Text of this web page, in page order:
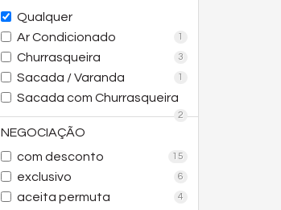
Qualquer
Ar Condicionado
1
Churrasqueira 3
Sacada / Varanda 1
Sacada com Churrasqueira
2
NEGOCIAÇÃO
com desconto
15
exclusivo 6
aceita permuta 4